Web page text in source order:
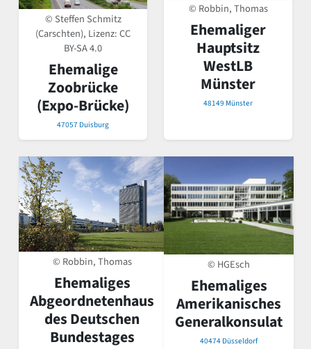
© Steffen Schmitz
(Carschten), Lizenz:CC
BY-SA 4.0
Ehemalige
Zoobrücke
(Expo-Brücke)
47057 Duisburg
© Robbin, Thomas
Ehemaliger
Hauptsitz
WestLB
Münster
48149 Münster
© Robbin, Thomas
Ehemaliges
Abgeordnetenhaus
des Deutschen
Bundestages
© HGEsch
Ehemaliges
Amerikanisches
Generalkonsulat
40474 Düsseldorf